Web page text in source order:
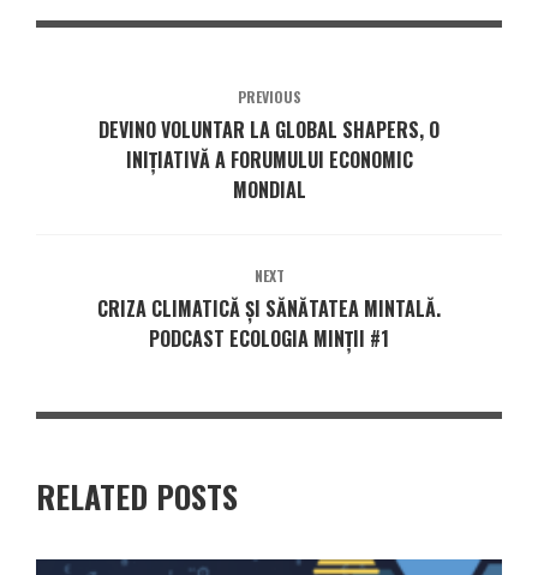
PREVIOUS
DEVINO VOLUNTAR LA GLOBAL SHAPERS, O
INIȚIATIVĂ A FORUMULUI ECONOMIC
MONDIAL
NEXT
CRIZA CLIMATICĂ ȘI SĂNĂTATEA MINTALĂ.
PODCAST ECOLOGIA MINȚII #1
RELATED POSTS